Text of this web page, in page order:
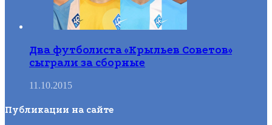
Два футболиста «Крыльев Советов»
сыграли за сборные
11.10.2015
Публикации на сайте